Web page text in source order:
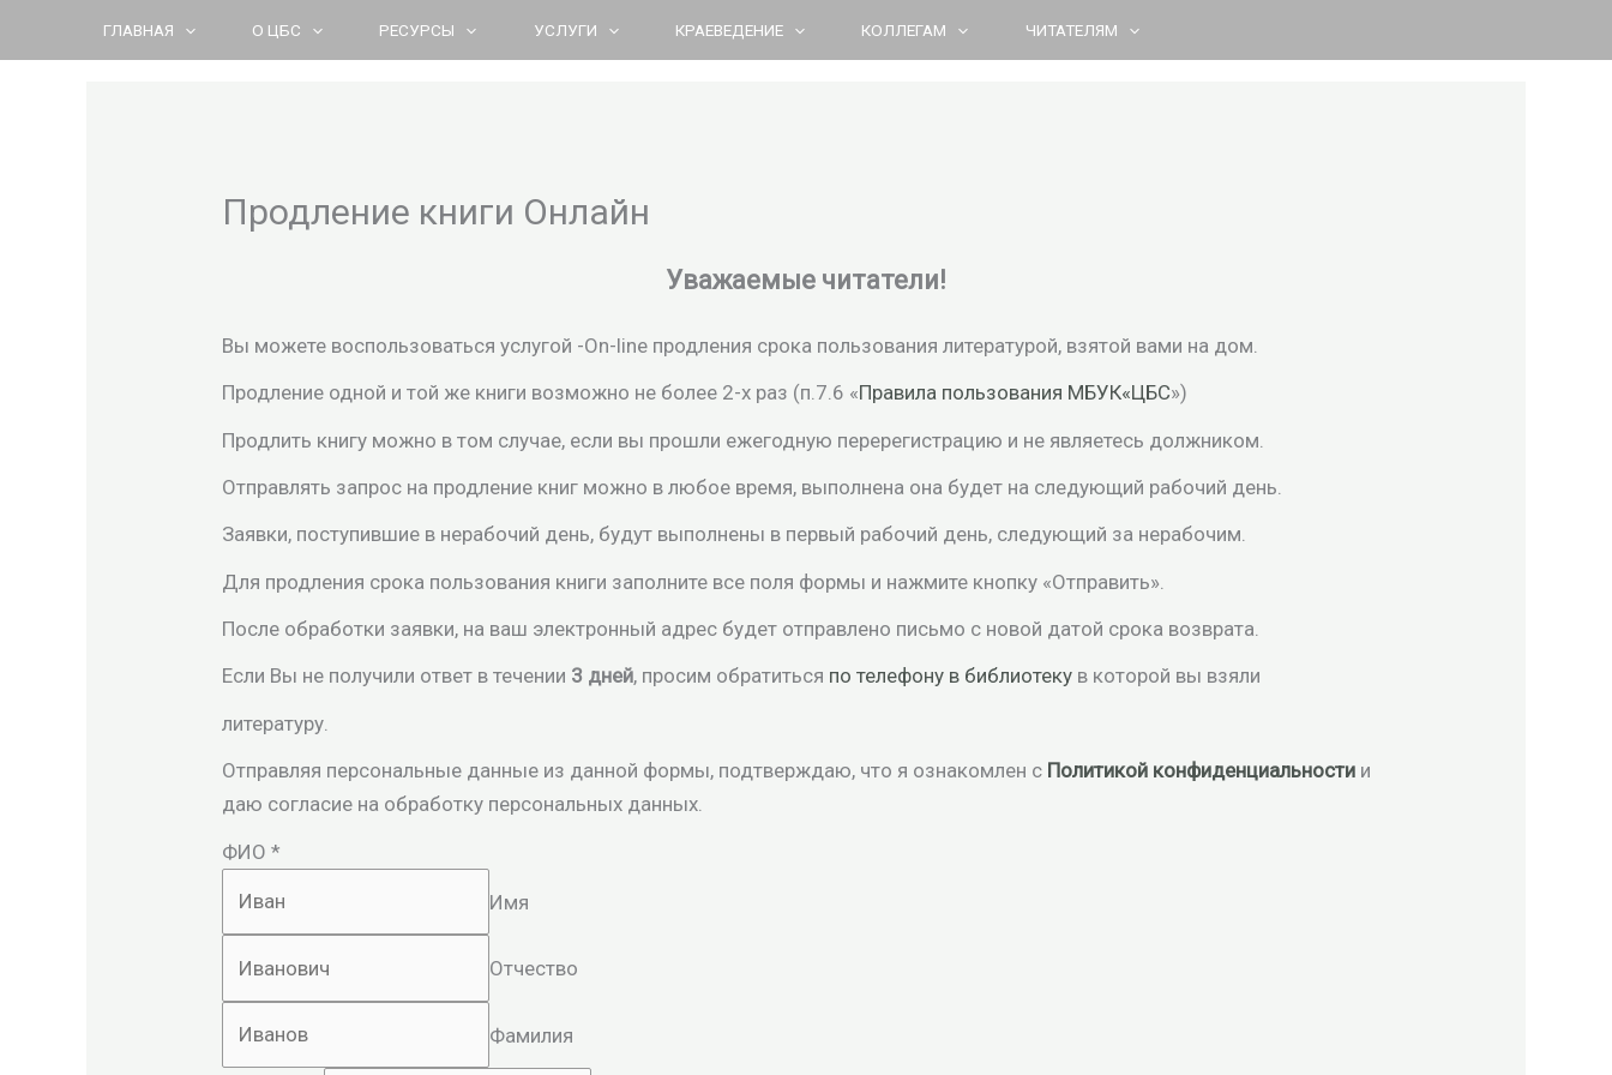
ГЛАВНАЯ О ЦБС РЕСУРСЫ УСЛУГИ КРАЕВЕДЕНИЕ КОЛЛЕГАМ ЧИТАТЕЛЯМ
Продление книги Онлайн
Уважаемые читатели!
Вы можете воспользоваться услугой -On-line продления срока пользования литературой, взятой вами на дом.
Продление одной и той же книги возможно не более 2-х раз (п.7.6 «Правила пользования МБУК«ЦБС»)
Продлить книгу можно в том случае, если вы прошли ежегодную перерегистрацию и не являетесь должником.
Отправлять запрос на продление книг можно в любое время, выполнена она будет на следующий рабочий день.
Заявки, поступившие в нерабочий день, будут выполнены в первый рабочий день, следующий за нерабочим.
Для продления срока пользования книги заполните все поля формы и нажмите кнопку «Отправить».
После обработки заявки, на ваш электронный адрес будет отправлено письмо с новой датой срока возврата.
Если Вы не получили ответ в течении 3 дней, просим обратиться по телефону в библиотеку в которой вы взяли
литературу.
Отправляя персональные данные из данной формы, подтверждаю, что я ознакомлен с Политикой конфиденциальности и
даю согласие на обработку персональных данных.
ФИО*
Имя
Отчество
Фамилия